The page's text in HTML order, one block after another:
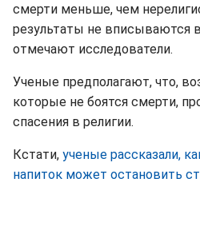
смерти меньше, чем
результаты не вписываются в
отмечают исследователи.
Ученые предполагают, что,
которые не боятся смерти,
спасения в религии.
Кстати, ученые рассказали,
напиток может остановить